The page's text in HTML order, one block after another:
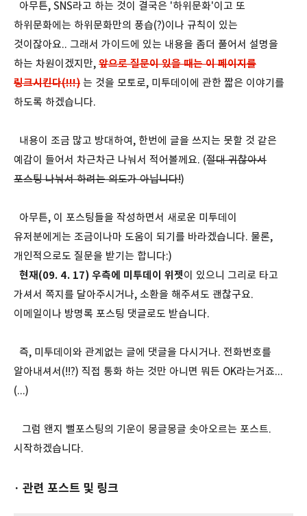
아무튼, SNS라고 하는 것이 결국은 '하위문화'이고 또
하위문화에는 하위문화만의 풍습(?)이나 규칙이 있는
것이잖아요.. 그래서 가이드에 있는 내용을 좀더 풀어서 설명을
하는 차원이겠지만, 앞으로 질문이 있을 때는 이 페이지를
링크시킨다(!!!) 는 것을 모토로, 미투데이에 관한 짧은 이야기를
하도록 하겠습니다.
내용이 조금 많고 방대하여, 한번에 글을 쓰지는 못할 것 같은
예감이 들어서 차근차근 나눠서 적어볼께요. (절대 귀찮아서
포스팅 나눠서 하려는 의도가 아닙니다!)
아무튼, 이 포스팅들을 작성하면서 새로운 미투데이
유저분에게는 조금이나마 도움이 되기를 바라겠습니다. 물론,
개인적으로도 질문을 받기는 합니다:)
현재(09. 4. 17) 우측에 미투데이 위젯이 있으니 그리로 타고
가셔서 쪽지를 달아주시거나, 소환을 해주셔도 괜찮구요.
이메일이나 방명록 포스팅 댓글로도 받습니다.
즉, 미투데이와 관계없는 글에 댓글을 다시거나. 전화번호를
알아내셔서(!!?) 직접 통화 하는 것만 아니면 뭐든 OK라는거죠...
(...)
그럼 왠지 뻘포스팅의 기운이 몽글몽글 솟아오르는 포스트.
시작하겠습니다.
· 관련 포스트 및 링크